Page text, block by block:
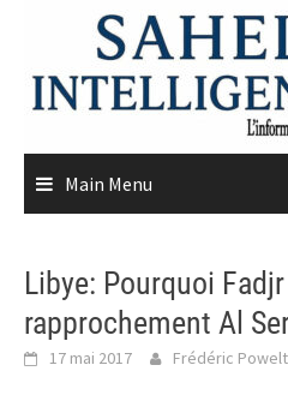
content
Main Menu
Libye: Pourquoi
rapprochement Al
17 mai 2017 Frédéric